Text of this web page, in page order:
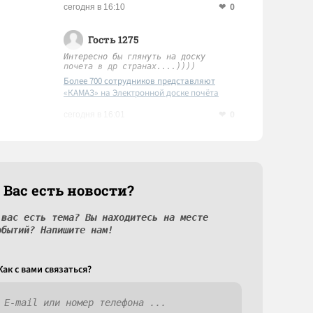
сегодня в 16:10 0
Гость 1275
Интересно бы глянуть на доску
почета в др странах....))))
Более 700 сотрудников представляют
«КАМАЗ» на Электронной доске почёта
есть новости?
есть тема? Вы находитесь на месте
Напишите нам!
c вами связаться?